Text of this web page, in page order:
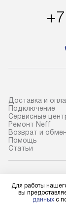
100%
В
доставки
прибор до
требуется
с
Доставка и
Подключение
Сервисные
Ремонт Neff
Возврат и обмен
Помощь
Статьи
Для работы
вы
данных с